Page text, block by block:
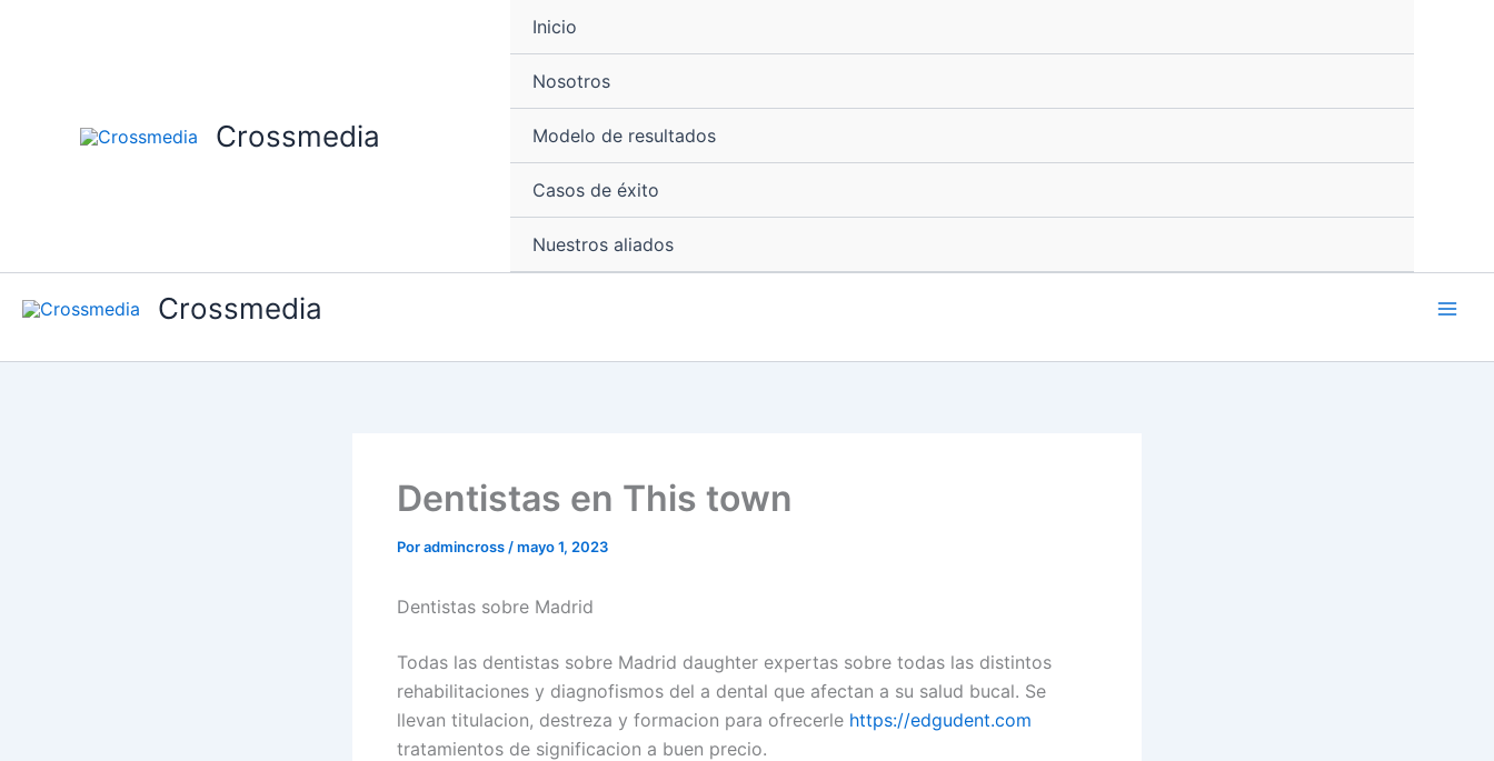
Crossmedia
Inicio
Nosotros
Modelo de resultados
Casos de éxito
Nuestros aliados
Crossmedia
Dentistas en This town
Poradmincross /mayo 1, 2023
Dentistas sobre Madrid
Todas las dentistas sobre Madrid daughter expertas sobre todas las distintos
rehabilitaciones y diagnofismos del a dental que afectan a su salud bucal. Se
llevan titulacion, destreza y formacion para ofrecerle https://edgudent.com
tratamientos de significacion a buen precio.